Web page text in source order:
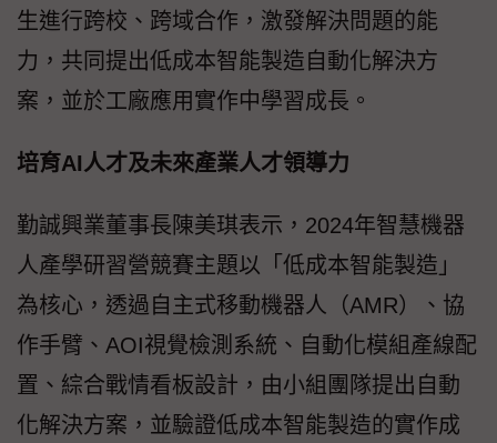
生進行跨校、跨域合作，激發解決問題的能
力，共同提出低成本智能製造自動化解決方
案，並於工廠應用實作中學習成長。
培育AI人才及未來產業人才領導力
勤誠興業董事長陳美琪表示，2024年智慧機器
人產學研習營競賽主題以「低成本智能製造」
為核心，透過自主式移動機器人（AMR）、協
作手臂、AOI視覺檢測系統、自動化模組產線配
置、綜合戰情看板設計，由小組團隊提出自動
化解決方案，並驗證低成本智能製造的實作成